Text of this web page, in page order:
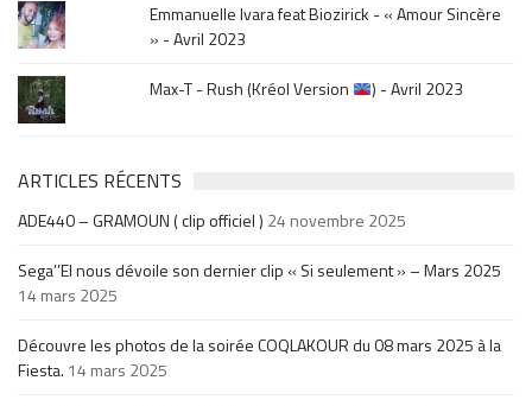
Emmanuelle Ivara feat Biozirick - « Amour Sincère
» - Avril 2023
Max-T - Rush (Kréol Version
) - Avril 2023
ARTICLES RÉCENTS
ADE440 – GRAMOUN ( clip officiel ) 24 novembre 2025
Sega’’El nous dévoile son dernier clip « Si seulement » – Mars 2025
14 mars 2025
Découvre les photos de la soirée COQLAKOUR du 08 mars 2025 à la
Fiesta. 14 mars 2025